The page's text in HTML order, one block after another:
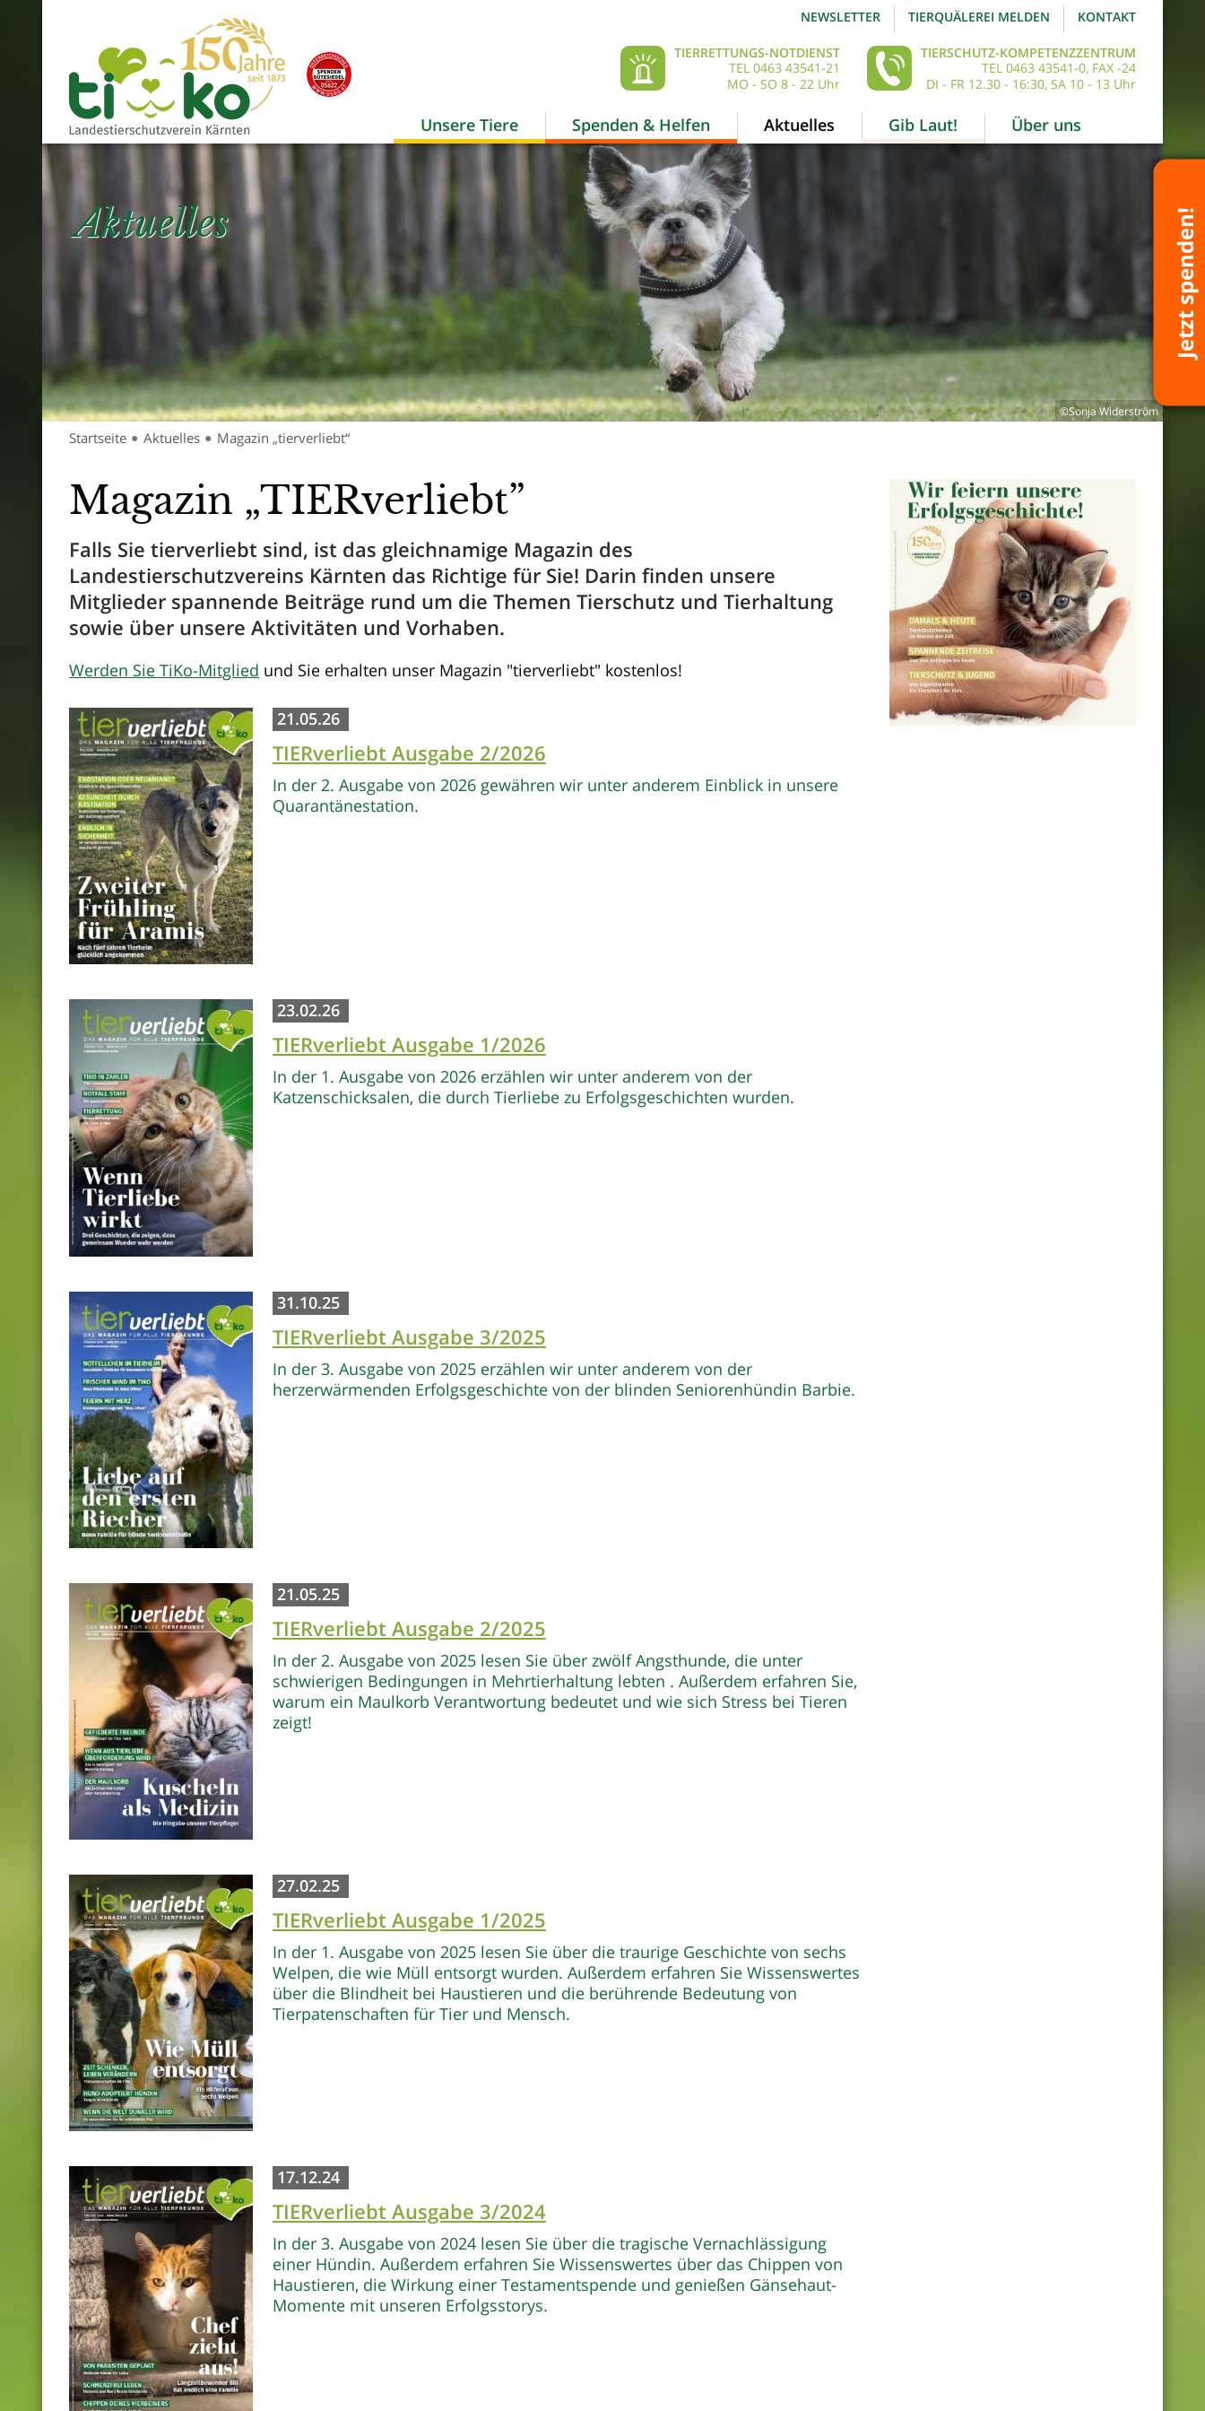
Jetzt spenden!
KONTAKT
TIERQUÄLEREI MELDEN
NEWSLETTER
TIERSCHUTZ-KOMPETENZZENTRUM
TEL 0463 43541-0, FAX -24
DI - FR 12.30 - 16:30, SA 10 - 13 Uhr
TIERRETTUNGS-NOTDIENST
TEL 0463 43541-21
MO - SO 8 - 22 Uhr
Unsere Tiere Spenden & Helfen Aktuelles Gib Laut! Über uns
©Sonja Widerström
Aktuelles
Startseite ● Aktuelles ● Magazin „tierverliebt“
Magazin „TIERverliebt”
Falls Sie tierverliebt sind, ist das gleichnamige Magazin des
Landestierschutzvereins Kärnten das Richtige für Sie! Darin finden unsere
Mitglieder spannende Beiträge rund um die Themen Tierschutz und Tierhaltung
sowie über unsere Aktivitäten und Vorhaben.
Werden Sie TiKo-Mitglied und Sie erhalten unser Magazin "tierverliebt" kostenlos!
21.05.26
TIERverliebt Ausgabe 2/2026
In der 2. Ausgabe von 2026 gewähren wir unter anderem Einblick in unsere
Quarantänestation.
23.02.26
TIERverliebt Ausgabe 1/2026
In der 1. Ausgabe von 2026 erzählen wir unter anderem von der
Katzenschicksalen, die durch Tierliebe zu Erfolgsgeschichten wurden.
31.10.25
TIERverliebt Ausgabe 3/2025
In der 3. Ausgabe von 2025 erzählen wir unter anderem von der
herzerwärmenden Erfolgsgeschichte von der blinden Seniorenhündin Barbie.
21.05.25
TIERverliebt Ausgabe 2/2025
In der 2. Ausgabe von 2025 lesen Sie über zwölf Angsthunde, die unter
schwierigen Bedingungen in Mehrtierhaltung lebten . Außerdem erfahren Sie,
warum ein Maulkorb Verantwortung bedeutet und wie sich Stress bei Tieren
zeigt!
27.02.25
TIERverliebt Ausgabe 1/2025
In der 1. Ausgabe von 2025 lesen Sie über die traurige Geschichte von sechs
Welpen, die wie Müll entsorgt wurden. Außerdem erfahren Sie Wissenswertes
über die Blindheit bei Haustieren und die berührende Bedeutung von
Tierpatenschaften für Tier und Mensch.
17.12.24
TIERverliebt Ausgabe 3/2024
In der 3. Ausgabe von 2024 lesen Sie über die tragische Vernachlässigung
einer Hündin. Außerdem erfahren Sie Wissenswertes über das Chippen von
Haustieren, die Wirkung einer Testamentspende und genießen Gänsehaut-
Momente mit unseren Erfolgsstorys.